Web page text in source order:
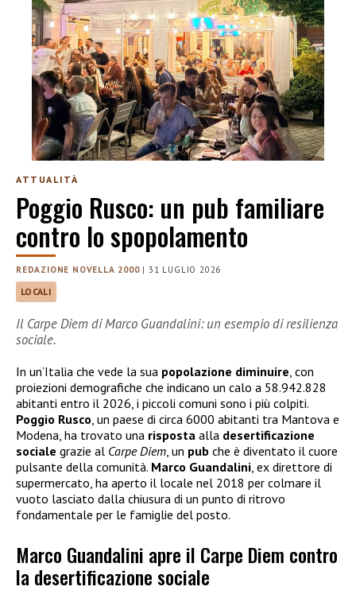
ATTUALITÀ
Poggio Rusco: un pub familiare
contro lo spopolamento
REDAZIONE NOVELLA 2000|31 LUGLIO 2026
LOCALI
Il Carpe Diem di Marco Guandalini: un esempio di resilienza
sociale.
In un’Italia che vede la sua popolazione diminuire , con
proiezioni demografiche che indicano un calo a 58.942.828
abitanti entro il 2026, i piccoli comuni sono i più colpiti.
Poggio Rusco , un paese di circa 6000 abitanti tra Mantova e
Modena, ha trovato una risposta alla desertificazione
sociale grazie al Carpe Diem , un pub che è diventato il cuore
pulsante della comunità. Marco Guandalini , ex direttore di
supermercato, ha aperto il locale nel 2018 per colmare il
vuoto lasciato dalla chiusura di un punto di ritrovo
fondamentale per le famiglie del posto.
Marco Guandalini apre il Carpe Diem contro
la desertificazione sociale